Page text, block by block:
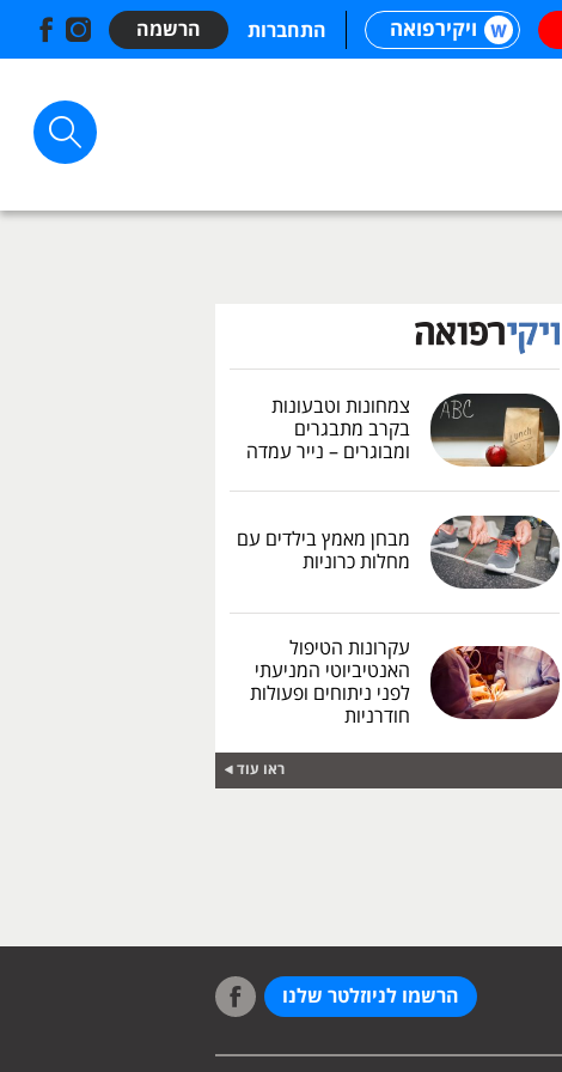
ויקירפואה התחברות הרשמה
צמחונות וטבעונות
בקרב מתבגרים
ומבוגרים – נייר עמדה
מבחן מאמץ בילדים עם
מחלות כרוניות
עקרונות הטיפול
האנטיביוטי המניעתי
לפני ניתוחים ופעולות
חודרניות
ראו עוד
הרשמו לניוזלטר שלנו